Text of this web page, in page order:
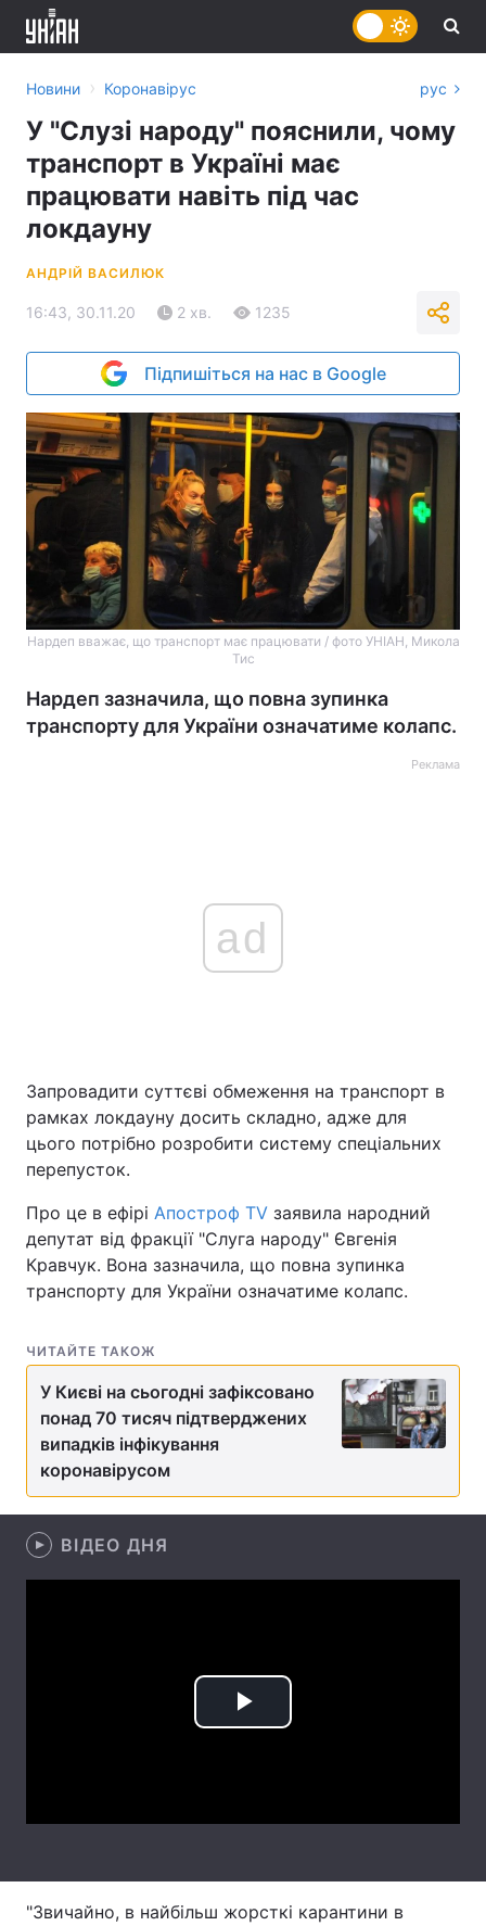
Україна Політика
Спорт Наука
Техно і зв'язок
Зброя Інциденти
Здоров'я
Цікавинки Погода
Екологія
Лонгріди
Відео з Youtube
Новини › Коронавірус рус
У "Слузі народу" пояснили, чому
транспорт в Україні має
працювати навіть під час
локдауну
АНДРІЙ ВАСИЛЮК
16:43, 30.11.20 2 хв. 1235
Підпишіться на нас в Google
Нардеп вважає, що транспорт має працювати / фото УНІАН, Микола
Тис
Нардеп зазначила, що повна зупинка
транспорту для України означатиме колапс.
Реклама
ad
Запровадити суттєві обмеження на транспорт в
рамках локдауну досить складно, адже для
цього потрібно розробити систему спеціальних
перепусток.
Про це в ефірі Апостроф TV заявила народний
депутат від фракції "Слуга народу" Євгенія
Кравчук. Вона зазначила, що повна зупинка
транспорту для України означатиме колапс.
ЧИТАЙТЕ ТАКОЖ
У Києві на сьогодні зафіксовано
понад 70 тисяч підтверджених
випадків інфікування
коронавірусом
ВІДЕО ДНЯ
Play
"Звичайно, в найбільш жорсткі карантини в